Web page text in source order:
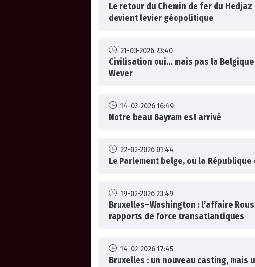
Le retour du Chemin de fer du
devient levier géopolitique
21-03-2026 23:40
Civilisation oui… mais pas la
Wever
14-03-2026 16:49
Notre beau Bayram est arrivé
22-02-2026 01:44
Le Parlement belge, ou la
19-02-2026 23:49
Bruxelles–Washington : l’affaire
rapports de force transatlantiques
14-02-2026 17:45
Bruxelles : un nouveau casting, mais